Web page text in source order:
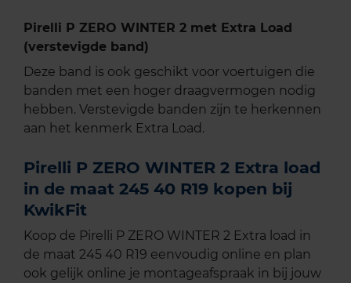
Pirelli P ZERO WINTER 2 met Extra Load
(verstevigde band)
Deze band is ook geschikt voor voertuigen die
banden met een hoger draagvermogen nodig
hebben. Verstevigde banden zijn te herkennen
aan het kenmerk Extra Load.
Pirelli P ZERO WINTER 2 Extra load
in de maat 245 40 R19 kopen bij
KwikFit
Koop de Pirelli P ZERO WINTER 2 Extra load in
de maat 245 40 R19 eenvoudig online en plan
ook gelijk online je montageafspraak in bij jouw